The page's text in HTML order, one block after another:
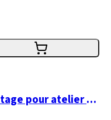
BiciSupport Appareil de montage pour atelier Nr. 100